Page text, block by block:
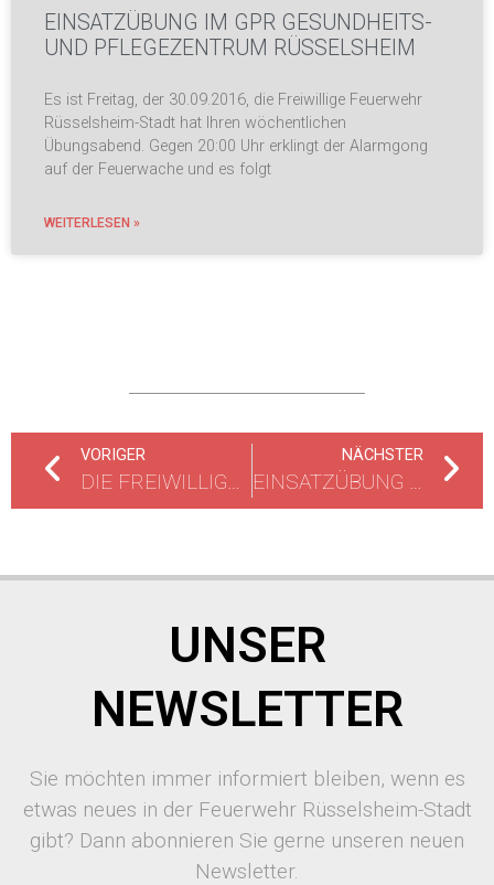
EINSATZÜBUNG IM GPR GESUNDHEITS-
UND PFLEGEZENTRUM RÜSSELSHEIM
Es ist Freitag, der 30.09.2016, die Freiwillige Feuerwehr
Rüsselsheim-Stadt hat Ihren wöchentlichen
Übungsabend. Gegen 20:00 Uhr erklingt der Alarmgong
auf der Feuerwache und es folgt
WEITERLESEN »
VORIGER
DIE FREIWILLIGE FEUERWEHR RÜSSELSHEIM-STADT BEIM SPARGELSONNTAG
NÄCHSTER
EINSATZÜBUNG IM GPR GESUNDHEITS- UND PFLEGEZENTRUM RÜSSELSHEIM
UNSER
NEWSLETTER
Sie möchten immer informiert bleiben, wenn es
etwas neues in der Feuerwehr Rüsselsheim-Stadt
gibt? Dann abonnieren Sie gerne unseren neuen
Newsletter.